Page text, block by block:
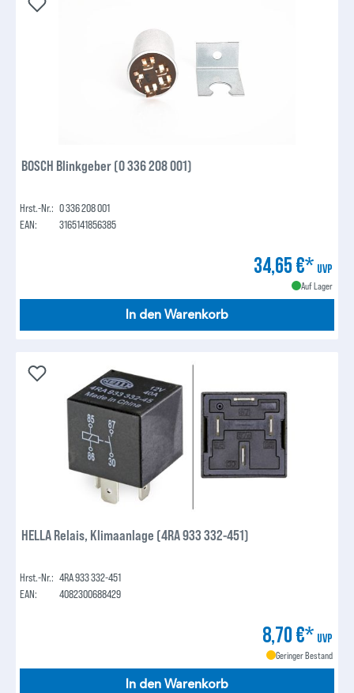
BOSCH Blinkgeber (0 336 208 001)
Hrst.-Nr.: 0 336 208 001
EAN:
3165141856385
34,65 €* UVP
Auf Lager
In den Warenkorb
HELLA Relais, Klimaanlage (4RA 933 332-451)
Hrst.-Nr.: 4RA 933 332-451
EAN:
4082300688429
8,70 €* UVP
Geringer Bestand
In den Warenkorb